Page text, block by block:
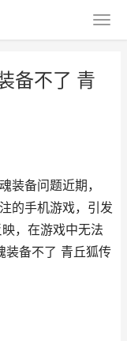
备不了 青
装备问题近期，
的手机游戏，引发
，在游戏中无法
装备不了 青丘狐传